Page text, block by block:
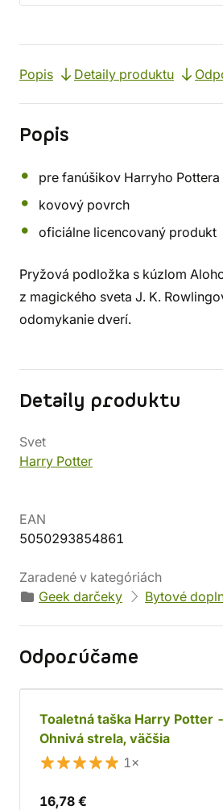
Popis Detaily produktu
Popis
pre fanúšikov Harryho Pottera
kovový povrch
oficiálne licencovaný produkt
Pryžová podložka s kúzlom
z magického sveta J. K.
odomykanie dverí.
Detaily produktu
Svet
Harry Potter
EAN
5050293854861
Zaradené v kategóriách
Geek darčeky
Bytové
Odporúčame
Toaletná taška Harry Potter -
Ohnivá strela, väčšia
1×
16,78 €